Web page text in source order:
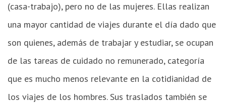
(casa-trabajo), pero no de las mujeres. Ellas realizan
una mayor cantidad de viajes durante el día dado que
son quienes, además de trabajar y estudiar, se ocupan
de las tareas de cuidado no remunerado, categoría
que es mucho menos relevante en la cotidianidad de
los viajes de los hombres. Sus traslados también se